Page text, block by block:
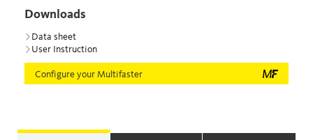
Downloads
Data sheet
User Instruction
Configure your Multifaster